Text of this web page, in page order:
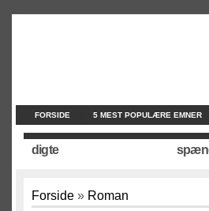
FORSIDE 5 MEST POPULÆRE EMNER
digte
Forside » Roman